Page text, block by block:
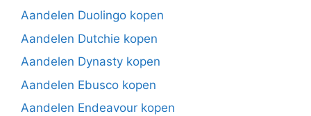
Aandelen Duolingo kopen
Aandelen Dutchie kopen
Aandelen Dynasty kopen
Aandelen Ebusco kopen
Aandelen Endeavour kopen